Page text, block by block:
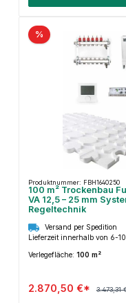
%
Produktnummer: FBH1640250
100 m² Trockenbau
VA 12,5 – 25 mm
Regeltechnik
Versand per Spedition
Lieferzeit innerhalb von 6-
Verlegefläche: 100 m²
2.870,50 €* 3.473,31